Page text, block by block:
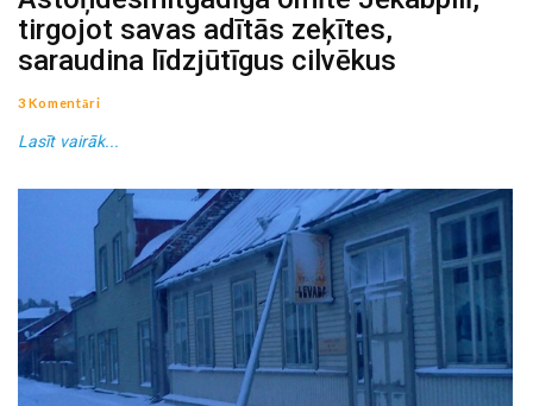
tirgojot savas adītās zeķītes,
saraudina līdzjūtīgus cilvēkus
3 Komentāri
Lasīt vairāk...